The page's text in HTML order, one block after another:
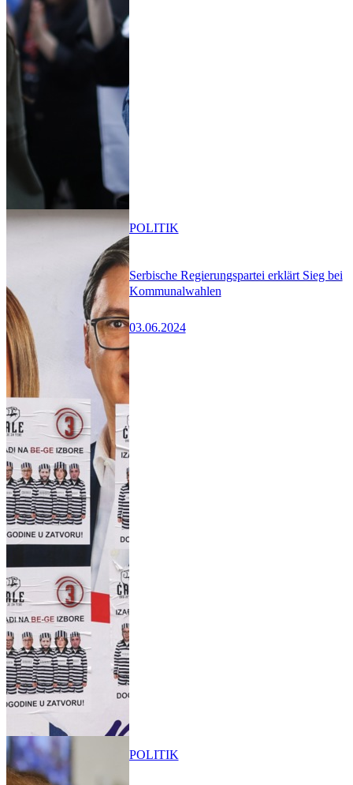
Serbische Regierungspartei erklärt Sieg bei
Kommunalwahlen
03.06.2024
POLITIK
POLITIK